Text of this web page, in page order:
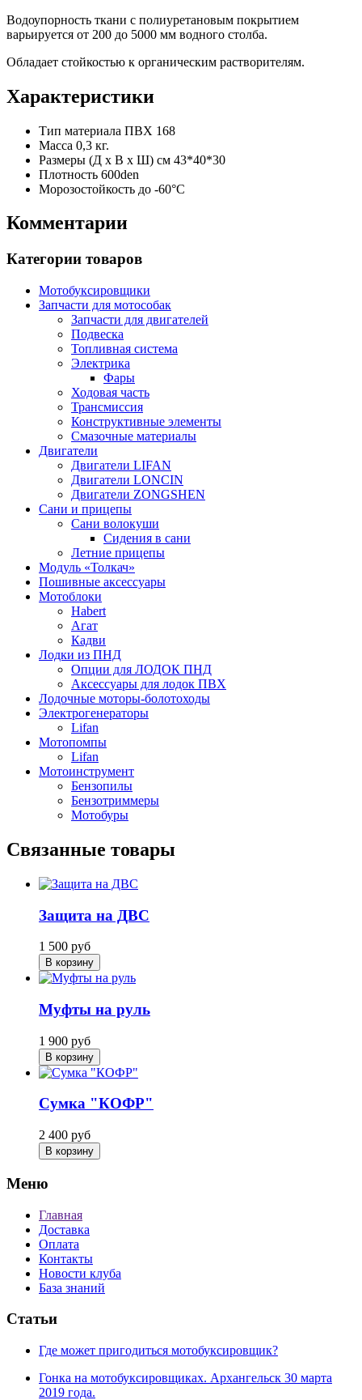
Водоупорность ткани с полиуретановым покрытием
варьируется от 200 до 5000 мм водного столба.
Обладает стойкостью к органическим растворителям.
Характеристики
Тип материала ПВХ 168
Масса 0,3 кг.
Размеры (Д x В x Ш) см 43*40*30
Плотность 600den
Морозостойкость до -60°С
Комментарии
Категории товаров
Мотобуксировщики
Запчасти для мотособак
Запчасти для двигателей
Подвеска
Топливная система
Электрика
Фары
Ходовая часть
Трансмиссия
Конструктивные элементы
Смазочные материалы
Двигатели
Двигатели LIFAN
Двигатели LONCIN
Двигатели ZONGSHEN
Сани и прицепы
Сани волокуши
Сидения в сани
Летние прицепы
Модуль «Толкач»
Пошивные аксессуары
Мотоблоки
Habert
Агат
Кадви
Лодки из ПНД
Опции для ЛОДОК ПНД
Аксессуары для лодок ПВХ
Лодочные моторы-болотоходы
Электрогенераторы
Lifan
Мотопомпы
Lifan
Мотоинструмент
Бензопилы
Бензотриммеры
Мотобуры
Связанные товары
Защита на ДВС
1 500 руб
В корзину
Муфты на руль
1 900 руб
В корзину
Сумка "КОФР"
2 400 руб
В корзину
Меню
Главная
Доставка
Оплата
Контакты
Новости клуба
База знаний
Статьи
Где может пригодиться мотобуксировщик?
Гонка на мотобуксировщиках. Архангельск 30 марта
2019 года.